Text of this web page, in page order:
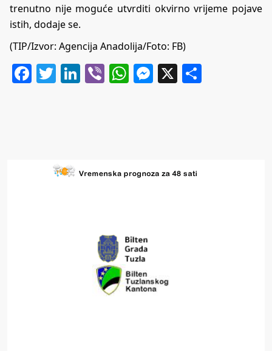
trenutno nije moguće utvrditi okvirno vrijeme pojave
istih, dodaje se.
(TIP/Izvor: Agencija Anadolija/Foto: FB)
Facebook
Twitter
LinkedIn
ViberWhatsApp
Messenger
X